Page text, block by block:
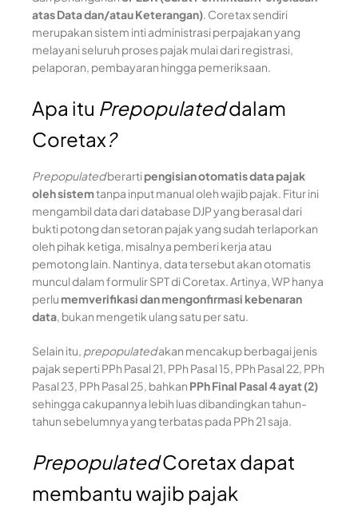
atas Data dan/atau Keterangan). Coretax sendiri
merupakan sistem inti administrasi perpajakan yang
melayani seluruh proses pajak mulai dari registrasi,
pelaporan, pembayaran hingga pemeriksaan.
Apa itu Prepopulateddalam
Coretax?
Prepopulatedberarti pengisian otomatis data pajak
oleh sistemtanpa input manual oleh wajib pajak. Fitur ini
mengambil data dari database DJP yang berasal dari
bukti potong dan setoran pajak yang sudah terlaporkan
oleh pihak ketiga, misalnya pemberi kerja atau
pemotong lain. Nantinya, data tersebut akan otomatis
muncul dalam formulir SPT di Coretax. Artinya, WP hanya
perlu memverifikasi dan mengonfirmasi kebenaran
data, bukan mengetik ulang satu per satu.
Selain itu, prepopulatedakan mencakup berbagai jenis
pajak seperti PPh Pasal 21, PPh Pasal 15, PPh Pasal 22, PPh
Pasal 23, PPh Pasal 25, bahkan PPh Final Pasal 4 ayat (2)
sehingga cakupannya lebih luas dibandingkan tahun-
tahun sebelumnya yang terbatas pada PPh 21 saja.
PrepopulatedCoretax dapat
membantu wajib pajak